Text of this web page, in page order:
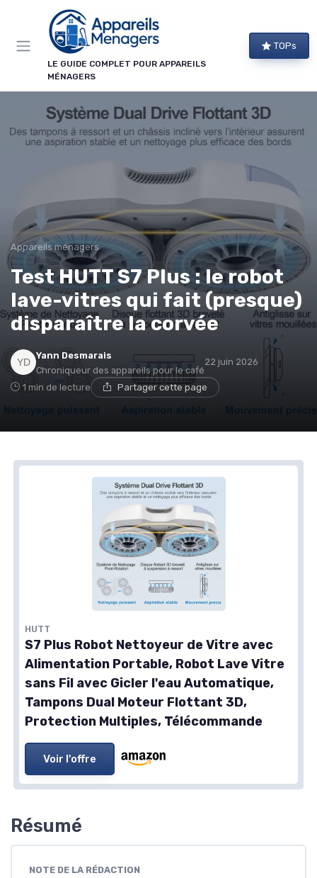
LE GUIDE COMPLET POUR APPAREILS
MÉNAGERS
TOPs
Appareils ménagers
Test HUTT S7 Plus : le robot
lave-vitres qui fait (presque)
disparaître la corvée
Yann Desmarais
Chroniqueur des appareils pour le café
22 juin 2026
1 min de lecture Partager cette page
HUTT
S7 Plus Robot Nettoyeur de Vitre avec
Alimentation Portable, Robot Lave Vitre
sans Fil avec Gicler l'eau Automatique,
Tampons Dual Moteur Flottant 3D,
Protection Multiples, Télécommande
Voir l'offre
Résumé
NOTE DE LA RÉDACTION
Panneau de gestion des cookies